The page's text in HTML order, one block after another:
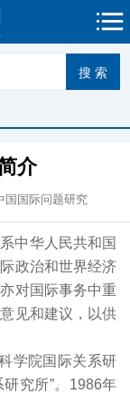
介
国国际问题研究
中华人民共和国
政治和世界经济
对国际事务中重
见和建议，以供
学院国际关系研
究所”。1986年